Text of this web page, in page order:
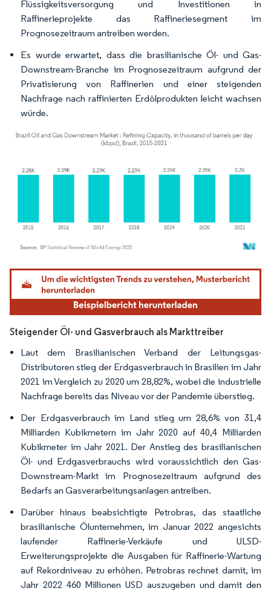
Flüssigkeitsversorgung und Investitionen in
Raffinerieprojekte das Raffineriesegment im
Prognosezeitraum antreiben werden.
Es wurde erwartet, dass die brasilianische Öl- und Gas-
Downstream-Branche im Prognosezeitraum aufgrund der
Privatisierung von Raffinerien und einer steigenden
Nachfrage nach raffinierten Erdölprodukten leicht wachsen
würde.
Bild © Mordor Intelligence. Wiederverwendung erfordert Namensnennung gemäß
Steigender Öl- und Gasverbrauch als Markttreiber
Laut dem Brasilianischen Verband der Leitungsgas-
Distributoren stieg der Erdgasverbrauch in Brasilien im Jahr
2021 im Vergleich zu 2020 um 28,82%, wobei die industrielle
Nachfrage bereits das Niveau vor der Pandemie überstieg.
Der Erdgasverbrauch im Land stieg um 28,6% von 31,4
Milliarden Kubikmetern im Jahr 2020 auf 40,4 Milliarden
Kubikmeter im Jahr 2021. Der Anstieg des brasilianischen
Öl- und Erdgasverbrauchs wird voraussichtlich den Gas-
Downstream-Markt im Prognosezeitraum aufgrund des
Bedarfs an Gasverarbeitungsanlagen antreiben.
Darüber hinaus beabsichtigte Petrobras, das staatliche
brasilianische Ölunternehmen, im Januar 2022 angesichts
laufender Raffinerie-Verkäufe und ULSD-
Erweiterungsprojekte die Ausgaben für Raffinerie-Wartung
auf Rekordniveau zu erhöhen. Petrobras rechnet damit, im
Jahr 2022 460 Millionen USD auszugeben und damit den